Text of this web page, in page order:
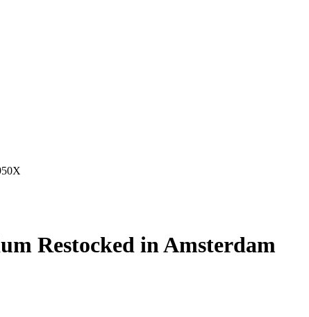
Restocked in Amsterdam